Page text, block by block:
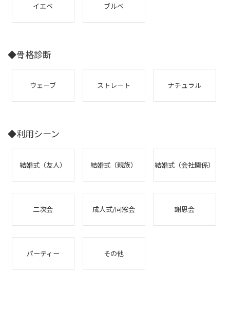
イエベ ブルべ
◆骨格診断
ウェーブ ストレート ナチュラル
◆利用シーン
結婚式（友人） 結婚式（親族） 結婚式（会社関係）
二次会 成人式/同窓会 謝恩会
パーティー その他